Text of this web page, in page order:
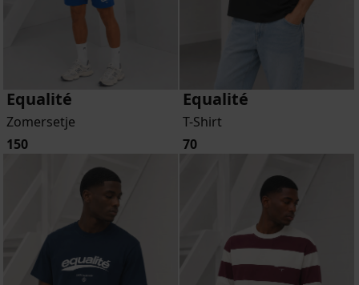
Equalité
Zomersetje
150
Equalité
T-Shirt
70